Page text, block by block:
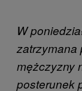
W
zatrzymana
mężczyzny
posterunek